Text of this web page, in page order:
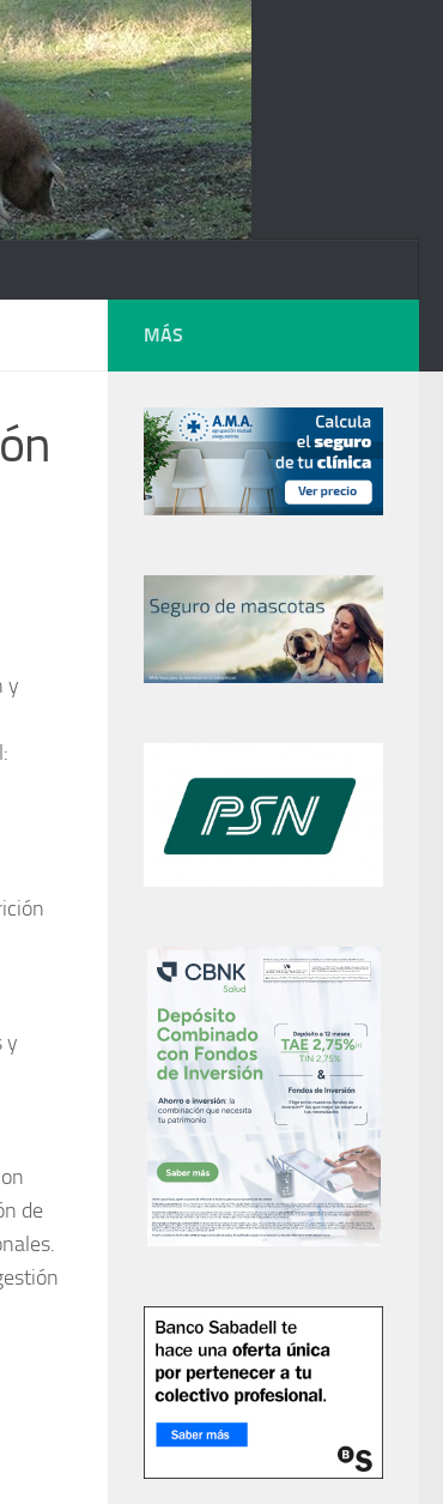
y
:
y
de
MÁS